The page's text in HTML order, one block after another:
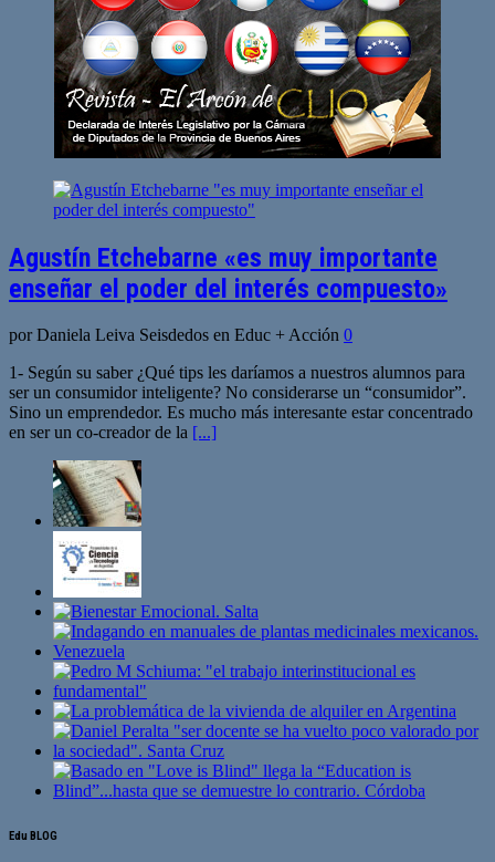
Agustín Etchebarne «es muy importante
enseñar el poder del interés compuesto»
por Daniela Leiva Seisdedos en Educ + Acción 0
1- Según su saber ¿Qué tips les daríamos a nuestros alumnos para
ser un consumidor inteligente? No considerarse un “consumidor”.
Sino un emprendedor. Es mucho más interesante estar concentrado
en ser un co-creador de la [...]
Edu BLOG